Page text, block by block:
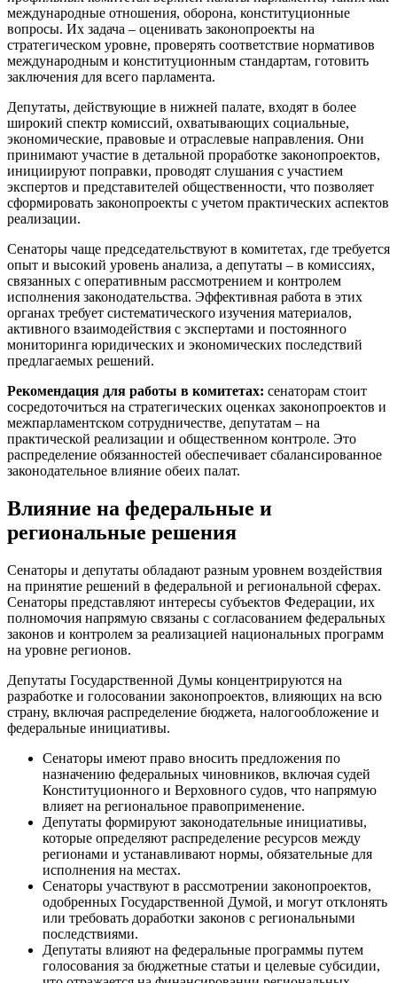
международные отношения, оборона, конституционные
вопросы. Их задача – оценивать законопроекты на
стратегическом уровне, проверять соответствие нормативов
международным и конституционным стандартам, готовить
заключения для всего парламента.
Депутаты, действующие в нижней палате, входят в более
широкий спектр комиссий, охватывающих социальные,
экономические, правовые и отраслевые направления. Они
принимают участие в детальной проработке законопроектов,
инициируют поправки, проводят слушания с участием
экспертов и представителей общественности, что позволяет
сформировать законопроекты с учетом практических аспектов
реализации.
Сенаторы чаще председательствуют в комитетах, где требуется
опыт и высокий уровень анализа, а депутаты – в комиссиях,
связанных с оперативным рассмотрением и контролем
исполнения законодательства. Эффективная работа в этих
органах требует систематического изучения материалов,
активного взаимодействия с экспертами и постоянного
мониторинга юридических и экономических последствий
предлагаемых решений.
Рекомендация для работы в комитетах: сенаторам стоит
сосредоточиться на стратегических оценках законопроектов и
межпарламентском сотрудничестве, депутатам – на
практической реализации и общественном контроле. Это
распределение обязанностей обеспечивает сбалансированное
законодательное влияние обеих палат.
Влияние на федеральные и
региональные решения
Сенаторы и депутаты обладают разным уровнем воздействия
на принятие решений в федеральной и региональной сферах.
Сенаторы представляют интересы субъектов Федерации, их
полномочия напрямую связаны с согласованием федеральных
законов и контролем за реализацией национальных программ
на уровне регионов.
Депутаты Государственной Думы концентрируются на
разработке и голосовании законопроектов, влияющих на всю
страну, включая распределение бюджета, налогообложение и
федеральные инициативы.
Сенаторы имеют право вносить предложения по
назначению федеральных чиновников, включая судей
Конституционного и Верховного судов, что напрямую
влияет на региональное правоприменение.
Депутаты формируют законодательные инициативы,
которые определяют распределение ресурсов между
регионами и устанавливают нормы, обязательные для
исполнения на местах.
Сенаторы участвуют в рассмотрении законопроектов,
одобренных Государственной Думой, и могут отклонять
или требовать доработки законов с региональными
последствиями.
Депутаты влияют на федеральные программы путем
голосования за бюджетные статьи и целевые субсидии,